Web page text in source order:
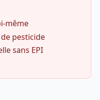
même
pesticide
sans EPI